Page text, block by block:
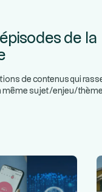
de la
de contenus qui
même sujet/enjeu/